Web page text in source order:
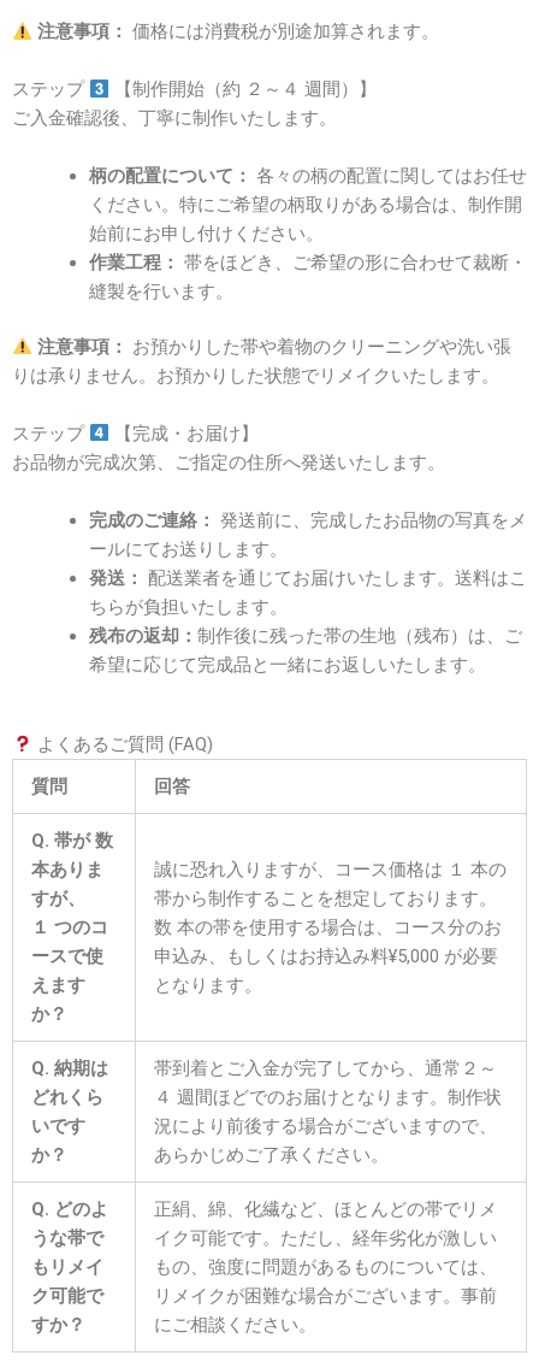
注意事項： 価格には消費税が別途加算されます。
ステップ 【制作開始（約 ２～４ 週間）】
ご入金確認後、丁寧に制作いたします。
柄の配置について： 各々の柄の配置に関してはお任せ
ください。 特にご希望の柄取りがある場合は、制作開
始前にお申し付けください。
作業工程： 帯をほどき、ご希望の形に合わせて裁断・
縫製を行います。
注意事項：
お預かりした帯や着物のクリーニングや洗い張
りは承りません。お預かりした状態でリメイクいたします。
ステップ
【完成・お届け】
お品物が完成次第、ご指定の住所へ発送いたします。
完成のご連絡： 発送前に、完成したお品物の写真をメ
ールにてお送りします。
発送： 配送業者を通じてお届けいたします。送料はこ
ちらが負担いたします。
残布の返却： 制作後に残った帯の生地（残布）は、ご
希望に応じて完成品と一緒にお返しいたします。
よくあるご質問 (FAQ)
質問
回答
Q. 帯が数
本ありま
すが、
１ つのコ
ースで使
えます
か？
誠に恐れ入りますが、コース価格は １ 本の
帯から制作することを想定しております。
数 本の帯を使用する場合は、コース分のお
申込み、もしくはお持込み料¥5,000 が必要
となります。
Q. 納期は
どれくら
いです
か？
帯到着とご入金が完了してから、通常２～
４ 週間ほどでのお届けとなります。制作状
況により前後する場合がございますので、
あらかじめご了承ください。
Q. どのよ
うな帯で
もリメイ
ク可能で
すか？
正絹、綿、化繊など、ほとんどの帯でリメ
イク可能です。ただし、経年劣化が激しい
もの、強度に問題があるものについては、
リメイクが困難な場合がございます。事前
にご相談ください。